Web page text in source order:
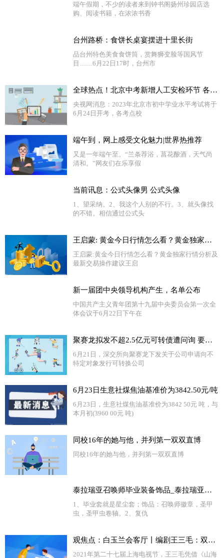
端午假期，不少的读者来到钟书阁扬州珍园店选
购、阅读书籍，在浓浓书香
台州路桥：食饼长桌宴摆进十里长街
品台州特色美食食饼筒，赏舞狮变脸等国风节
目……6月22日17时，台州市
全球热点！北京中考新增人工安检环节 各考点校准备就绪静候考生
央视网消息：2023年北京市初中学业水平考试将于
6月24日开考，各考点校
端午到，网上感受文化魅力|世界热推荐
又是一年端午至。“兰条荐浴，菖花酿酒，天气尚
清和。”网友们在乐享假
当前讯息：公式头像男 公式头像
1、望采纳。2、我这个人别的不行。3、就头像找
的不错。相信通过公式头
王启蒙: 黄金今日行情怎么看？黄金独家行情分析及最新交易操作建议
王启蒙:黄金今日行情怎么看？黄金独家行情分析及
最新交易操作建议王启
新一届团中央领导机构产生，名单公布
中国共产主义青年团第十九届中央委员会第一次全
体会议于6月22日下午在
聚赛龙拟发不超2.5亿元可转债遭问询 要求说明前期募投项目尚未建成情况下扩大业务规模的必要性|每日快讯
6月21日，深交所向聚赛龙下发关于公司申请向不
特定对象发行可转换公司
6月23日生意社煤焦油基准价为3842.50元/吨
6月23日，生意社煤焦油基准价为3842 50元 吨，与
本月初(3960 00元 吨)
同校16年的她与他，并列第一双双直博
同校16年的她与他，并列第一双双直博
泰拉瑞亚召唤师毕业装备饰品_泰拉瑞亚召唤师毕业饰品_今日观点
1、毕业套就是星尘套；饰品：召唤师徽章，圣甲
虫，圣甲虫卷轴。2、复仇
观焦点：白玉兰会客厅丨编剧王三毛：双腿走入生活，用情用心创作
2021年第二十七届上海电视节，王三毛凭借《山海